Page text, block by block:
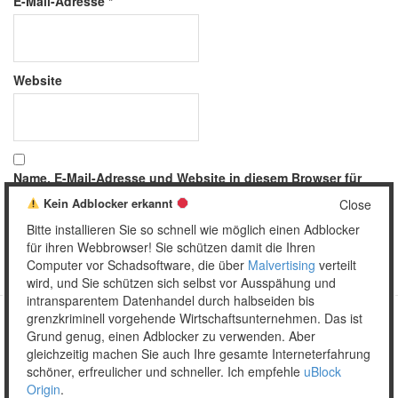
Website
Name, E-Mail-Adresse und Website in diesem Browser für
meinen nächsten Kommentar speichern.
Copyright © 2026 Unser täglich Spam.
MobileWordPress Theme by themehall.com
Close
Kein Adblocker erkannt
Bitte installieren Sie so schnell wie möglich einen Adblocker
für ihren Webbrowser! Sie schützen damit die Ihren
Computer vor Schadsoftware, die über Malvertising verteilt
wird, und Sie schützen sich selbst vor Ausspähung und
intransparentem Datenhandel durch halbseiden bis
grenzkriminell vorgehende Wirtschaftsunternehmen. Das ist
Grund genug, einen Adblocker zu verwenden. Aber
gleichzeitig machen Sie auch Ihre gesamte Interneterfahrung
schöner, erfreulicher und schneller. Ich empfehle uBlock
Origin.